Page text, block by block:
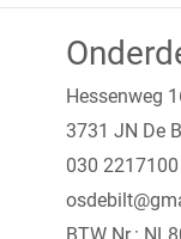
Hessenweg
3731 JN De
030 2217100